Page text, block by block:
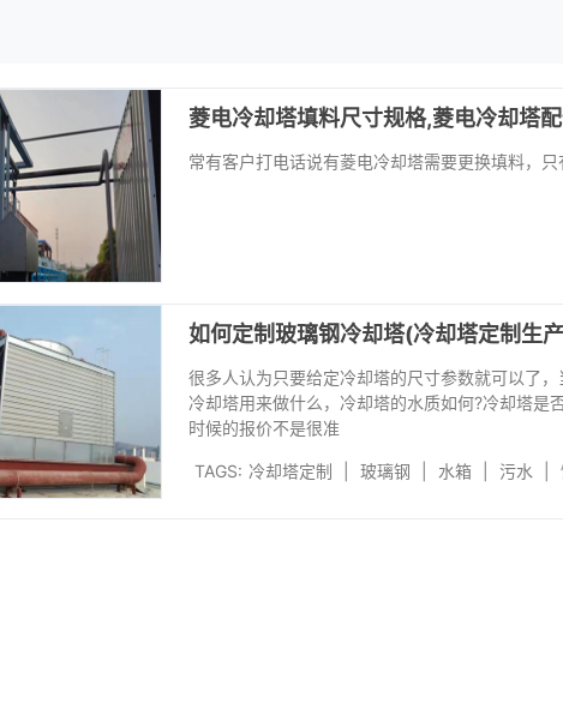
菱电冷却塔填料尺寸规格,菱电冷却塔
常有客户打电话说有菱电冷却塔需要更换填料，
如何定制玻璃钢冷却塔(冷却塔定制生
很多人认为只要给定冷却塔的尺寸参数就可以了
冷却塔用来做什么，冷却塔的水质如何?冷却塔是
时候的报价不是很准
TAGS: 冷却塔定制 玻璃钢 水箱 污水